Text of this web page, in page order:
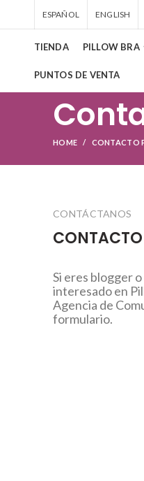
ESPAÑOL ENGLISH
TIENDA PILLOW BRA
PUNTOS DE VENTA
HOME CONTACTO
CONTÁCTANOS
CONTACTO
Si eres blogger
interesado en
Agencia de
formulario.